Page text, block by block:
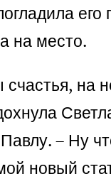
его
на место.
на
– Ну
новый